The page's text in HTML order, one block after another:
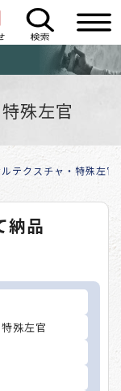
殊左官
テクスチャ・特殊左官
納品
殊左官